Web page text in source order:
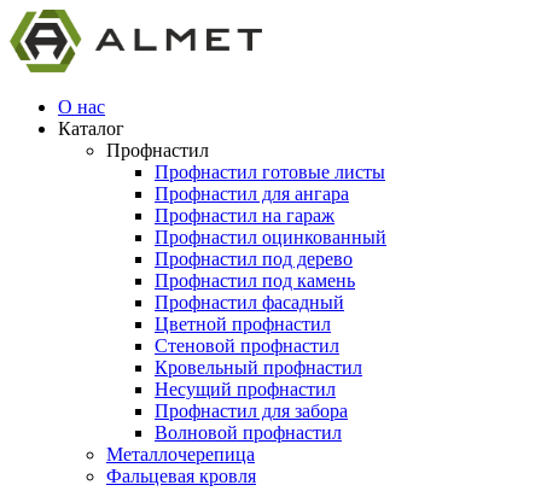
О нас
Каталог
Профнастил
Профнастил готовые листы
Профнастил для ангара
Профнастил на гараж
Профнастил оцинкованный
Профнастил под дерево
Профнастил под камень
Профнастил фасадный
Цветной профнастил
Стеновой профнастил
Кровельный профнастил
Несущий профнастил
Профнастил для забора
Волновой профнастил
Металлочерепица
Фальцевая кровля